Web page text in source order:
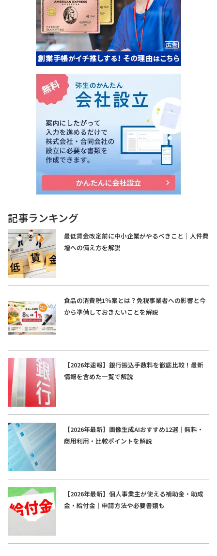
記事ランキング
最低賃金改定前に中小企業がやるべきこと｜人件費
増への備え方を解説
食品の消費税1％案とは？免税事業者への影響と今
から準備しておきたいことを解説
【2026年速報】銀行振込手数料を徹底比較！最新
情報を含めた一覧で解説
【2026年最新】画像生成AIおすすめ12選｜無料・
商用利用・比較ポイントを解説
【2026年最新】個人事業主が使える補助金・助成
金・給付金｜申請方法や必要書類も